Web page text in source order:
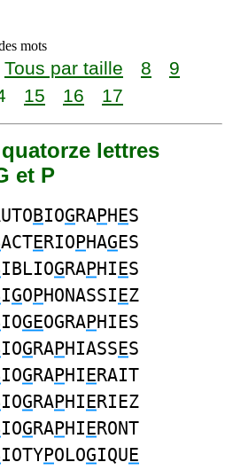
mots
Tous par taille 8
9
15 16 17
lettres
et P
BIOGRAPHES
ACTERIOPHAGES
IBLIOGRAPHIES
IGOPHONASSIEZ
IOGEOGRAPHIES
IOGRAPHIASSES
IOGRAPHIERAIT
IOGRAPHIERIEZ
IOGRAPHIERONT
IOTYPOLOGIQUE